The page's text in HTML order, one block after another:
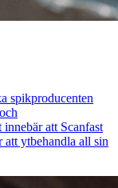
spikproducenten
att Scanfast
ytbehandla all sin